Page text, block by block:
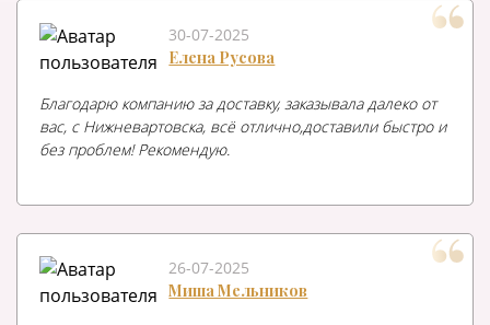
30-07-2025
Елена Русова
Благодарю компанию за доставку, заказывала далеко от
вас, с Нижневартовска, всё отлично,доставили быстро и
без проблем! Рекомендую.
26-07-2025
Миша Мельников